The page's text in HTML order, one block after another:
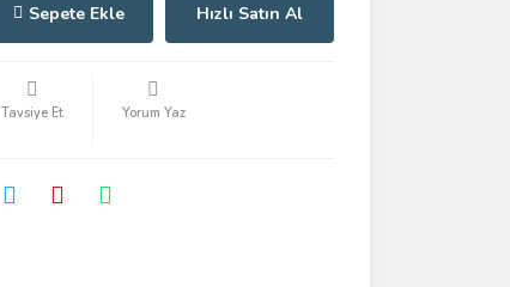
Sepete Ekle Hızlı Satın Al
Tavsiye Et Yorum Yaz